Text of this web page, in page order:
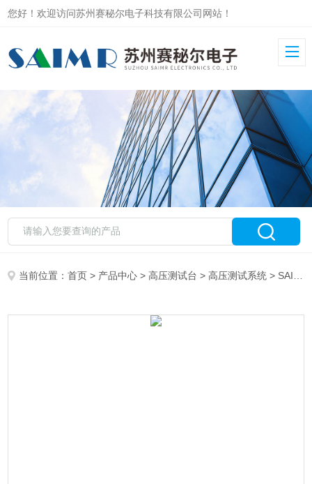
您好！欢迎访问苏州赛秘尔电子科技有限公司网站！
当前位置：首页 > 产品中心 >高压测试台 >高压测试系统 > SAIMR7000高低压线束台 电气系统安全保障